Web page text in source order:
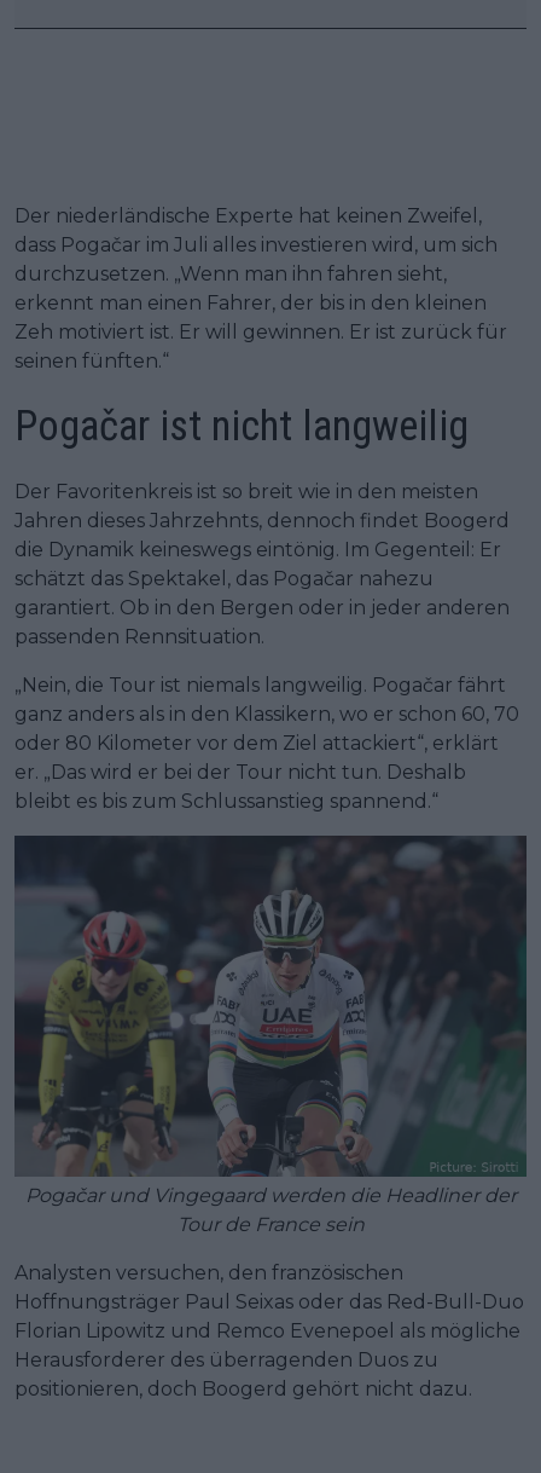
Der niederländische Experte hat keinen Zweifel,
dass Pogačar im Juli alles investieren wird, um sich
durchzusetzen. „Wenn man ihn fahren sieht,
erkennt man einen Fahrer, der bis in den kleinen
Zeh motiviert ist. Er will gewinnen. Er ist zurück für
seinen fünften.“
Pogačar ist nicht langweilig
Der Favoritenkreis ist so breit wie in den meisten
Jahren dieses Jahrzehnts, dennoch findet Boogerd
die Dynamik keineswegs eintönig. Im Gegenteil: Er
schätzt das Spektakel, das Pogačar nahezu
garantiert. Ob in den Bergen oder in jeder anderen
passenden Rennsituation.
„Nein, die Tour ist niemals langweilig. Pogačar fährt
ganz anders als in den Klassikern, wo er schon 60, 70
oder 80 Kilometer vor dem Ziel attackiert“, erklärt
er. „Das wird er bei der Tour nicht tun. Deshalb
bleibt es bis zum Schlussanstieg spannend.“
Pogačar und Vingegaard werden die Headliner der
Tour de France sein
Analysten versuchen, den französischen
Hoffnungsträger Paul Seixas oder das Red-Bull-Duo
Florian Lipowitz und Remco Evenepoel als mögliche
Herausforderer des überragenden Duos zu
positionieren, doch Boogerd gehört nicht dazu.